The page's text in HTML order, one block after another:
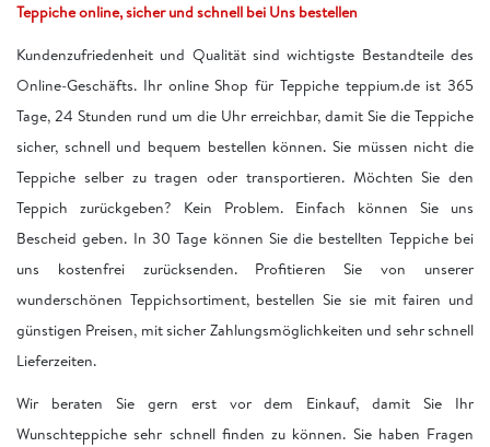
Teppiche online, sicher und schnell bei Uns bestellen
Kundenzufriedenheit und Qualität sind wichtigste Bestandteile des
Online-Geschäfts. Ihr online Shop für Teppiche teppium.de ist 365
Tage, 24 Stunden rund um die Uhr erreichbar, damit Sie die Teppiche
sicher, schnell und bequem bestellen können. Sie müssen nicht die
Teppiche selber zu tragen oder transportieren. Möchten Sie den
Teppich zurückgeben? Kein Problem. Einfach können Sie uns
Bescheid geben. In 30 Tage können Sie die bestellten Teppiche bei
uns kostenfrei zurücksenden. Profitieren Sie von unserer
wunderschönen Teppichsortiment, bestellen Sie sie mit fairen und
günstigen Preisen, mit sicher Zahlungsmöglichkeiten und sehr schnell
Lieferzeiten.
Wir beraten Sie gern erst vor dem Einkauf, damit Sie Ihr
Wunschteppiche sehr schnell finden zu können. Sie haben Fragen